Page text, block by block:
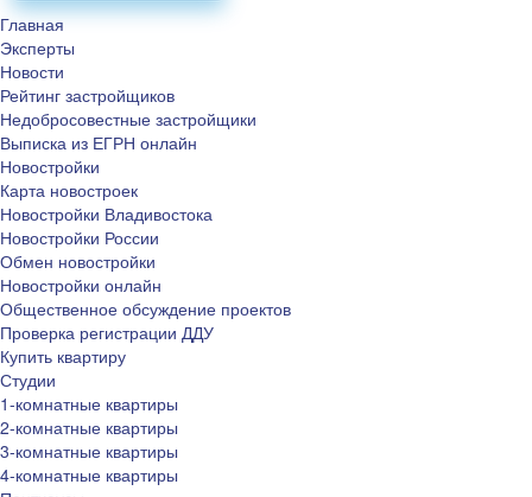
Главная
Эксперты
Новости
Рейтинг застройщиков
Недобросовестные застройщики
Выписка из ЕГРН онлайн
Новостройки
Карта новостроек
Новостройки Владивостока
Новостройки России
Обмен новостройки
Новостройки онлайн
Общественное обсуждение проектов
Проверка регистрации ДДУ
Купить квартиру
Студии
1-комнатные квартиры
2-комнатные квартиры
3-комнатные квартиры
4-комнатные квартиры